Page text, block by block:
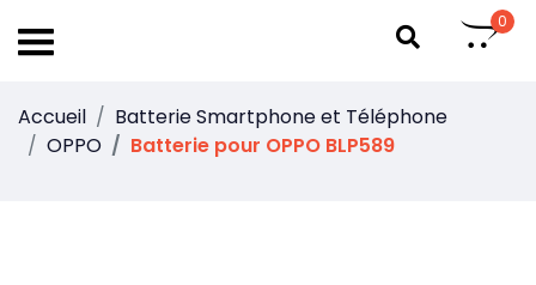
0
Accueil
Batterie Smartphone et Téléphone
OPPO
Batterie pour OPPO BLP589